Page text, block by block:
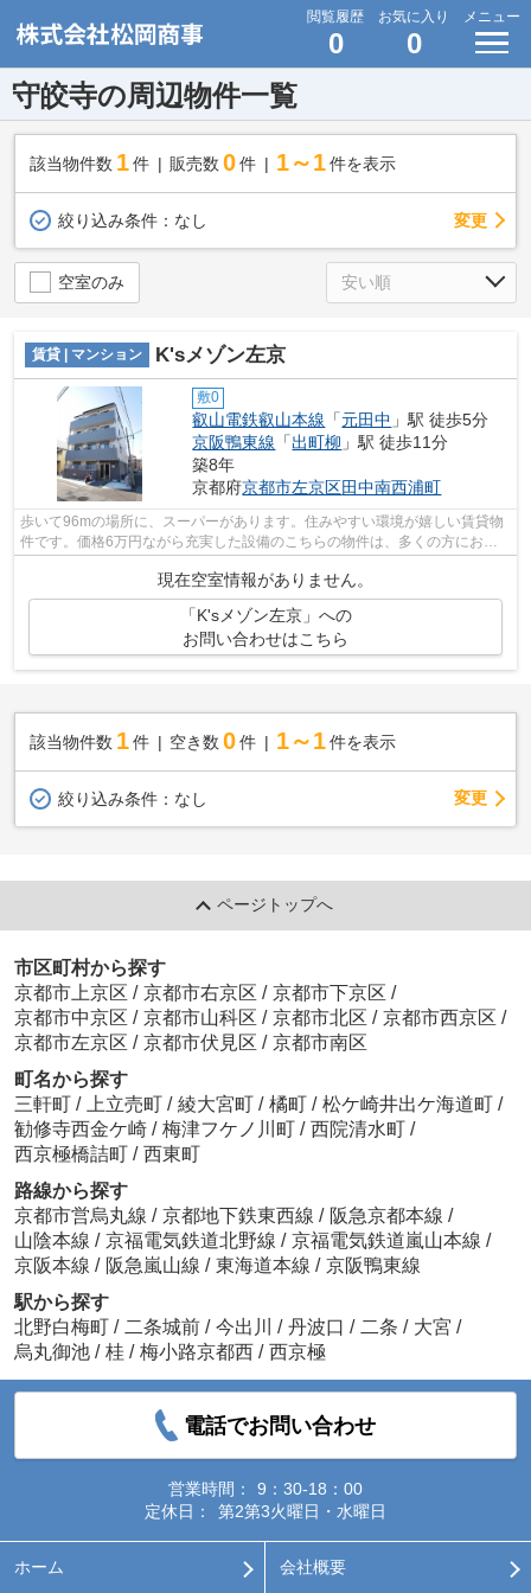
閲覧履歴
0
お気に入り
0
メニュー
守皎寺の周辺物件一覧
該当物件数 1件 販売数 0 件 1～1 件を表示
絞り込み条件： なし 変更
空室のみ
賃貸 | マンション K'sメゾン左京
敷0
叡山電鉄叡山本線 「元田中 」駅 徒歩5分
京阪鴨東線 「出町柳 」駅 徒歩11分
築8年
京都府京都市左京区田中南西浦町
歩いて96mの場所に、スーパーがあります。住みやすい環境が嬉しい賃貸物
件です。価格6万円ながら充実した設備のこちらの物件は、多くの方におす
すめです。このマンションはバルコニー...
現在空室情報がありません。
「K'sメゾン左京」への
お問い合わせはこちら
該当物件数 1件 空き数 0 件 1～1 件を表示
絞り込み条件： なし 変更
ページトップへ
市区町村から探す
京都市上京区 / 京都市右京区 / 京都市下京区 /
京都市中京区 / 京都市山科区 / 京都市北区 / 京都市西京区 /
京都市左京区 / 京都市伏見区 / 京都市南区
町名から探す
三軒町 / 上立売町 / 綾大宮町 / 橘町 / 松ケ崎井出ケ海道町 /
勧修寺西金ケ崎 / 梅津フケノ川町 / 西院清水町 /
西京極橋詰町 / 西東町
路線から探す
京都市営烏丸線 / 京都地下鉄東西線 / 阪急京都本線 /
山陰本線 / 京福電気鉄道北野線 / 京福電気鉄道嵐山本線 /
京阪本線 / 阪急嵐山線 / 東海道本線 / 京阪鴨東線
駅から探す
北野白梅町 / 二条城前 / 今出川 / 丹波口 / 二条 / 大宮 /
烏丸御池 / 桂 / 梅小路京都西 / 西京極
電話でお問い合わせ
営業時間：
9：30-18：00
定休日：
第2第3火曜日・水曜日
ホーム 会社概要